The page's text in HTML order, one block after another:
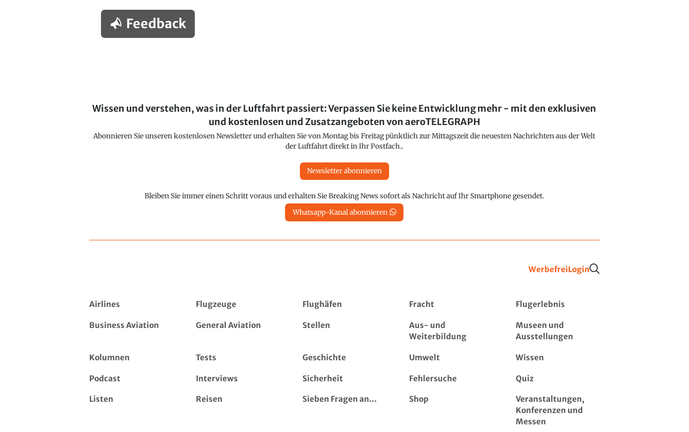
Feedback
Wissen und verstehen, was in der Luftfahrt passiert: Verpassen Sie keine Entwicklung mehr - mit den exklusiven
und kostenlosen und Zusatzangeboten von aeroTELEGRAPH
Abonnieren Sie unseren kostenlosen Newsletter und erhalten Sie von Montag bis Freitag pünktlich zur Mittagszeit die neuesten Nachrichten aus der Welt
der Luftfahrt direkt in Ihr Postfach..
Newsletter abonnieren
Bleiben Sie immer einen Schritt voraus und erhalten Sie Breaking News sofort als Nachricht auf Ihr Smartphone gesendet.
Whatsapp-Kanal abonnieren
WerbefreiLogin
Airlines Flugzeuge Flughäfen Fracht Flugerlebnis
Business Aviation General Aviation Stellen
Aus- und
Weiterbildung
Museen und
Ausstellungen
Kolumnen Tests Geschichte Umwelt Wissen
Podcast Interviews Sicherheit Fehlersuche Quiz
Listen Reisen Sieben Fragen an... Shop
Veranstaltungen,
Konferenzen und
Messen